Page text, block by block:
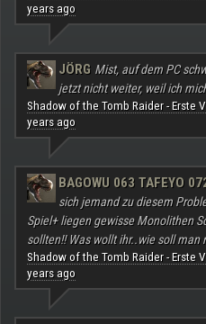
years ago
JÖRG Mist, auf dem PC
jetzt nicht weiter, weil ich
Shadow of the Tomb Raider - Erste
years ago
BAGOWU 063 TAFEYO
sich jemand zu diesem
Spiel+ liegen gewisse Monolithen
sollten!! Was wollt ihr..wie soll man
Shadow of the Tomb Raider - Erste
years ago